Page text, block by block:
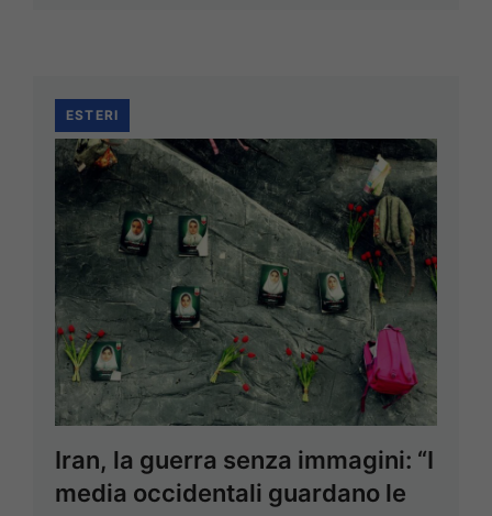
ESTERI
Iran, la guerra senza immagini: “I
media occidentali guardano le